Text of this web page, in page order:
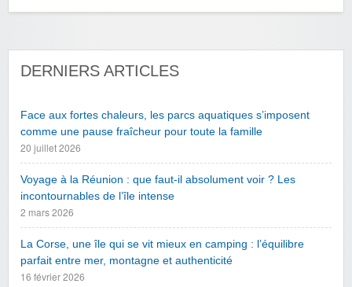
DERNIERS ARTICLES
Face aux fortes chaleurs, les parcs aquatiques s’imposent
comme une pause fraîcheur pour toute la famille
20 juillet 2026
Voyage à la Réunion : que faut-il absolument voir ? Les
incontournables de l’île intense
2 mars 2026
La Corse, une île qui se vit mieux en camping : l’équilibre
parfait entre mer, montagne et authenticité
16 février 2026